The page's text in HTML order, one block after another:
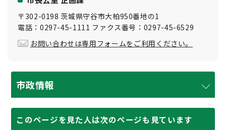
〒302-0198 茨城県守谷市大柏950番地の1
電話：0297-45-1111 ファクス番号：0297-45-6529
お問い合わせは専用フォームをご利用ください。
市政情報
このページを見た人は次のページも見ています